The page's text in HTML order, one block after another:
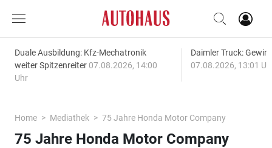
Duale Ausbildung: Kfz-Mechatronik
weiter Spitzenreiter 07.08.2026, 14:00
Uhr
Daimler Truck:
07.08.2026, 13:01
Home Mediathek 75 Jahre Honda Motor Company
75 Jahre Honda Motor Company